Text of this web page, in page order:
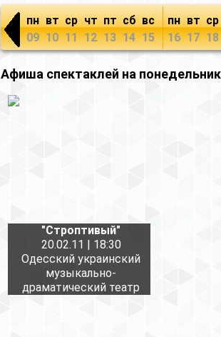
пн
09
вт
10
ср
11
чт
12
пт
13
сб
14
вс
15
пн
16
вт
17
ср
18
Афиша спектаклей на
"Строптивый"
20.02.11 | 18:30
Одесский украинский
музыкально-
драматический театр